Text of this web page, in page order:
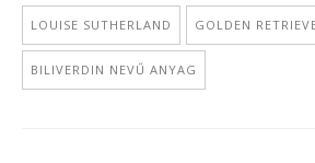
LOUISE SUTHERLAND GOLDEN
BILIVERDIN NEVŰ ANYAG